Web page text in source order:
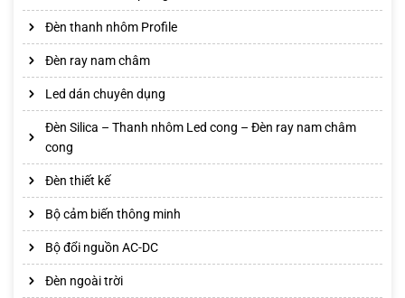
Đèn thanh nhôm Profile
Đèn ray nam châm
Led dán chuyên dụng
Đèn Silica – Thanh nhôm Led cong – Đèn ray nam châm
cong
Đèn thiết kế
Bộ cảm biến thông minh
Bộ đổi nguồn AC-DC
Đèn ngoài trời